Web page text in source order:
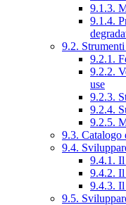
9.1.3.
9.1.4.
9.2.
9.2.1.
9.2.2.
use
9.2.3.
9.2.4.
9.2.5.
9.3. Catalogo
9.4.
9.4.1.
9.4.2.
9.4.3.
9.5.